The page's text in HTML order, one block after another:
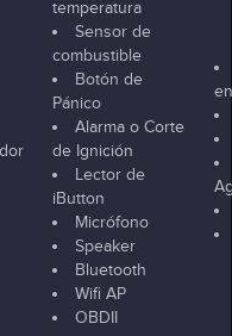
temperatura
Sensor de
combustible
Botón de
Pánico
Alarma o Corte
de Ignición
Lector de
iButton
Micrófono
Speaker
Bluetooth
Wifi AP
OBDII